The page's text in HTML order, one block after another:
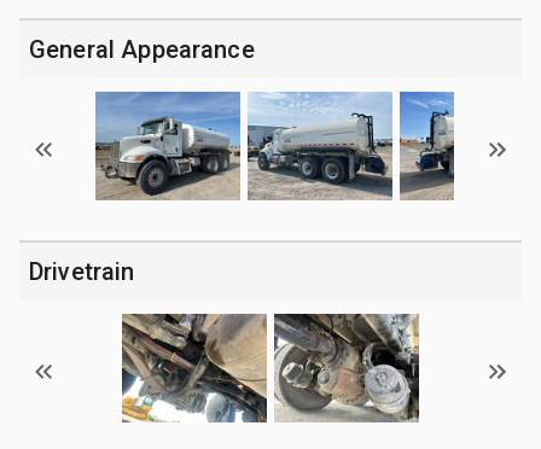
General Appearance
Drivetrain